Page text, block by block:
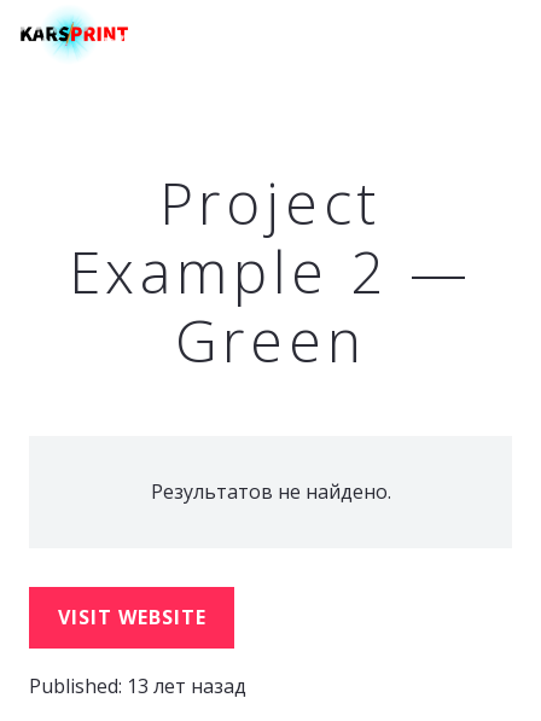
Project
Example 2 —
Green
Результатов не найдено.
VISIT WEBSITE
Published: 13 лет назад